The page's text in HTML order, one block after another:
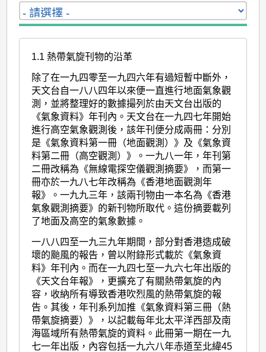
1.1 熱帶氣旋刊物的沿革
除了在一九四零至一九四六年有過短暫中斷外，
天文台自一八八四年以來便一直進行地面氣象觀
測，並將整理好的數據撮列於由天文台出版的
《氣象資料》年刊內。天文台在一九四七年開始
進行高空氣象觀測後，該年刊便分成兩冊：分別
是《氣象資料第一冊（地面觀測）》及《氣象資
料第二冊（高空觀測）》。一九八一年，年刊第
二冊改稱為《無線電探空儀觀測摘要》，而第一
冊亦於一九八七年改稱為《香港地面觀測年
報》。一九九三年，該兩刊物由一本名為《香港
氣象觀測摘要》的新刊物所取代。這份摘要載列
了地面及高空的氣象數據。
一八八四至一九三九年期間，部分對香港造成破
壞的颱風的報告，曾以附錄形式載於《氣象資
料》年刊內。而在一九四七至一九六七年出版的
《天文台年報》，更擴充了有關熱帶氣旋的內
容，收納所有導致香港吹烈風的熱帶氣旋的報
告。其後，年刊系列加推《氣象資料第三冊（熱
帶氣旋摘要）》，以記載每年北太平洋西部及南
海區域所有熱帶氣旋的資料。此冊第一期在一九
七一年出版，內容包括一九六八年赤道至北緯45